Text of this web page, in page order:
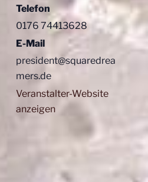
Telefon
0176 74413628
E-Mail
president@squaredrea
mers.de
Veranstalter-Website
anzeigen